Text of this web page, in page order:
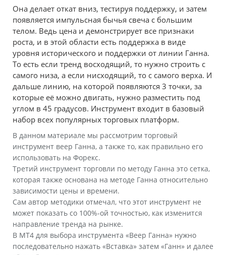
Она делает откат вниз, тестируя поддержку, и затем
появляется импульсная бычья свеча с большим
телом. Ведь цена и демонстрирует все признаки
роста, и в этой области есть поддержка в виде
уровня исторического и поддержки от линии Ганна.
То есть если тренд восходящий, то нужно строить с
самого низа, а если нисходящий, то с самого верха. И
дальше линию, на которой появляются 3 точки, за
которые её можно двигать, нужно разместить под
углом в 45 градусов. Инструмент входит в базовый
набор всех популярных торговых платформ.
В данном материале мы рассмотрим торговый
инструмент веер Ганна, а также то, как правильно его
использовать на Форекс.
Третий инструмент торговли по методу Ганна это сетка,
которая также основана на методе Ганна относительно
зависимости цены и времени.
Сам автор методики отмечал, что этот инструмент не
может показать со 100%-ой точностью, как изменится
направление тренда на рынке.
В MT4 для выбора инструмента «Веер Ганна» нужно
последовательно нажать «Вставка» затем «Ганн» и далее